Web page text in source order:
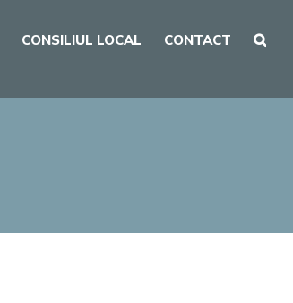
CONSILIUL LOCAL CONTACT